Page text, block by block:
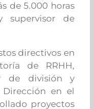
de 5.000 horas
supervisor de
directivos en
de RRHH,
de división y
en el
proyectos